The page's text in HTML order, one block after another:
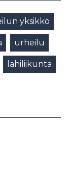
yksikkö
urheilu
lähiliikunta